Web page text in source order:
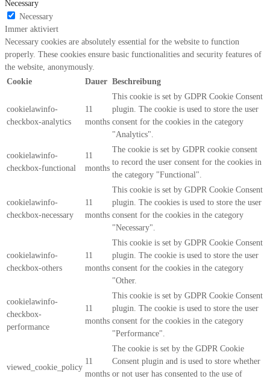
Necessary
Necessary
Immer aktiviert
Necessary cookies are absolutely essential for the website to function
properly. These cookies ensure basic functionalities and security features of
the website, anonymously.
Cookie
Dauer Beschreibung
cookielawinfo-
checkbox-analytics
11
months
This cookie is set by GDPR Cookie Consent
plugin. The cookie is used to store the user
consent for the cookies in the category
"Analytics".
cookielawinfo-
checkbox-functional
11
months
The cookie is set by GDPR cookie consent
to record the user consent for the cookies in
the category "Functional".
cookielawinfo-
checkbox-necessary
11
months
This cookie is set by GDPR Cookie Consent
plugin. The cookies is used to store the user
consent for the cookies in the category
"Necessary".
cookielawinfo-
checkbox-others
11
months
This cookie is set by GDPR Cookie Consent
plugin. The cookie is used to store the user
consent for the cookies in the category
"Other.
cookielawinfo-
checkbox-
performance
11
months
This cookie is set by GDPR Cookie Consent
plugin. The cookie is used to store the user
consent for the cookies in the category
"Performance".
viewed_cookie_policy
11
months
The cookie is set by the GDPR Cookie
Consent plugin and is used to store whether
or not user has consented to the use of